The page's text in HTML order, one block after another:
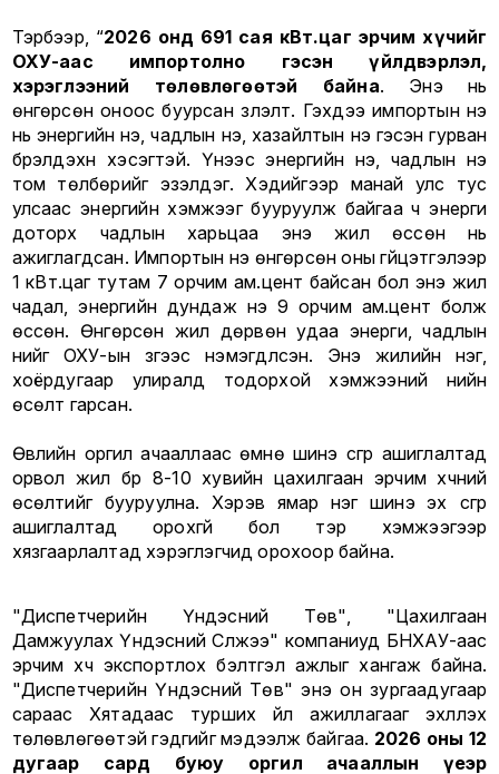
Тэрбээр, “2026 онд 691 сая кВт.цаг эрчим хүчийг
ОХУ-аас импортолно гэсэн үйлдвэрлэл,
хэрэглээний төлөвлөгөөтэй байна. Энэ нь
өнгөрсөн оноос буурсан үзүүлэлт. Гэхдээ импортын үнэ
нь энергийн үнэ, чадлын үнэ, хазайлтын үнэ гэсэн гурван
бүрэлдэхүүн хэсэгтэй. Үүнээс энергийн үнэ, чадлын үнэ
том төлбөрийг эзэлдэг. Хэдийгээр манай улс тус
улсаас энергийн хэмжээг бууруулж байгаа ч энерги
доторх чадлын харьцаа энэ жил өссөн нь
ажиглагдсан. Импортын үнэ өнгөрсөн оны гүйцэтгэлээр
1 кВт.цаг тутам 7 орчим ам.цент байсан бол энэ жил
чадал, энергийн дундаж үнэ 9 орчим ам.цент болж
өссөн. Өнгөрсөн жил дөрвөн удаа энерги, чадлын
үнийг ОХУ-ын зүгээс нэмэгдүүлсэн. Энэ жилийн нэг,
хоёрдугаар улиралд тодорхой хэмжээний үнийн
өсөлт гарсан.
Өвлийн оргил ачааллаас өмнө шинэ үүсгүүр ашиглалтад
орвол жил бүр 8-10 хувийн цахилгаан эрчим хүчний
өсөлтийг бууруулна. Хэрэв ямар нэг шинэ эх үүсгүүр
ашиглалтад орохгүй бол тэр хэмжээгээр
хязгаарлалтад хэрэглэгчид орохоор байна.
"Диспетчерийн Үндэсний Төв", "Цахилгаан
Дамжуулах Үндэсний Сүлжээ" компаниуд БНХАУ-аас
эрчим хүч экспортлох бэлтгэл ажлыг хангаж байна.
"Диспетчерийн Үндэсний Төв" энэ он зургаадугаар
сараас Хятадаас турших үйл ажиллагааг эхлүүлэх
төлөвлөгөөтэй гэдгийг мэдээлж байгаа. 2026 оны 12
дугаар сард буюу оргил ачааллын үеэр